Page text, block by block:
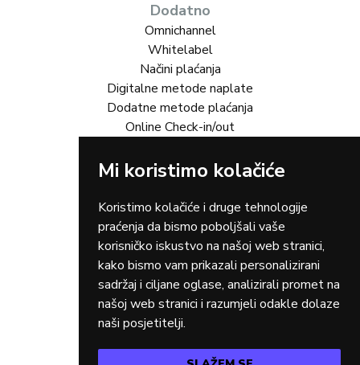
Mi koristimo kolačiće
Koristimo kolačiće i druge tehnologije
praćenja da bismo poboljšali vaše
korisničko iskustvo na našoj web stranici,
kako bismo vam prikazali personalizirani
sadržaj i ciljane oglase, analizirali promet na
našoj web stranici i razumjeli odakle dolaze
naši posjetitelji.
Dodatno
Omnichannel
Whitelabel
Načini plaćanja
Digitalne metode naplate
Dodatne metode plaćanja
Online Check-in/out
Rješenja za vas
Turizam
Gastro
Rent-a-car
Dostava
Zdravstvo
Osiguranja
Taxi